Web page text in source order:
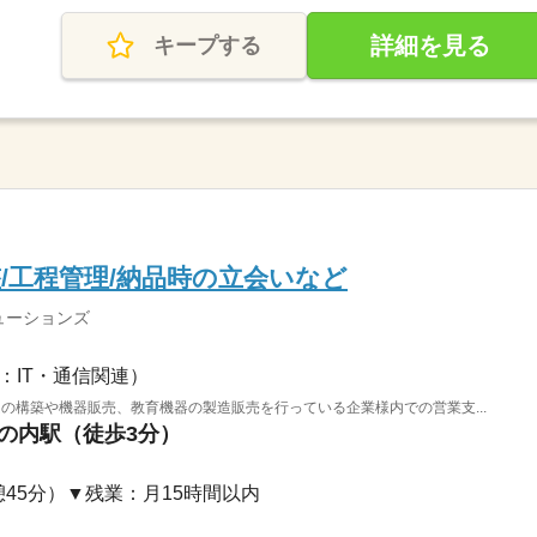
キープする 詳細を見る
程管理/納品時の立会いなど
ーションズ
IT・通信関連）
構築や機器販売、教育機器の製造販売を行っている企業様内での営業支...
内駅（徒歩3分）
45分）▼残業：月15時間以内